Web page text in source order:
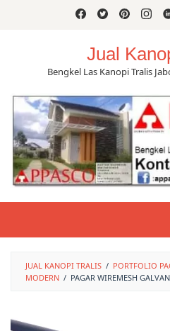
Jual
Bengkel Las Kanopi Tralis
JUAL KANOPI TRALIS / PORTFOLIO
MODERN / PAGAR WIREMESH